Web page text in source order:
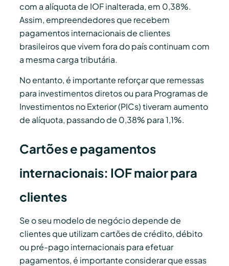
com a alíquota de IOF inalterada, em 0,38%.
Assim, empreendedores que recebem
pagamentos internacionais de clientes
brasileiros que vivem fora do país continuam com
a mesma carga tributária.
No entanto, é importante reforçar que remessas
para investimentos diretos ou para Programas de
Investimentos no Exterior (PICs) tiveram aumento
de alíquota, passando de 0,38% para 1,1%.
Cartões e pagamentos
internacionais: IOF maior para
clientes
Se o seu modelo de negócio depende de
clientes que utilizam cartões de crédito, débito
ou pré-pago internacionais para efetuar
pagamentos, é importante considerar que essas